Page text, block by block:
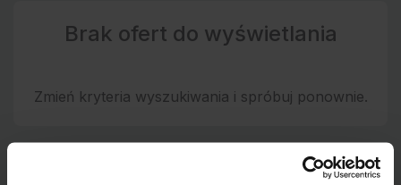
Brak ofert do wyświetlania
Zmień kryteria wyszukiwania i spróbuj ponownie.